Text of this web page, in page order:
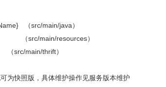
（src/main/java）
main/resources）
thrift）
快照版，具体维护操作见服务版本维护